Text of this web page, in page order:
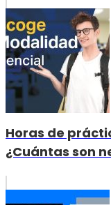
Horas de
¿Cuántas son